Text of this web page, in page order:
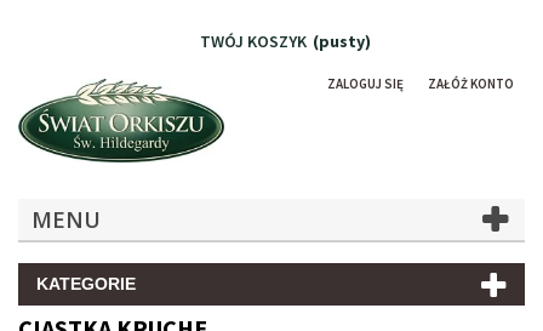
TWÓJ KOSZYK (pusty)
ZALOGUJ SIĘ ZAŁÓŻ KONTO
MENU
KATEGORIE